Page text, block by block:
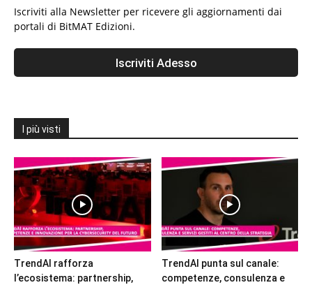
Iscriviti alla Newsletter per ricevere gli aggiornamenti dai
portali di BitMAT Edizioni.
I più visti
TrendAI rafforza
l’ecosistema: partnership,
TrendAI punta sul canale:
competenze, consulenza e